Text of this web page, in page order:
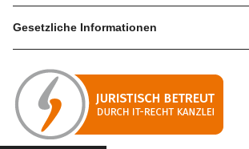
Gesetzliche Informationen